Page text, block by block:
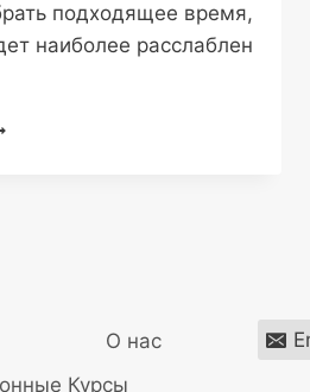
подходящее время,
наиболее расслаблен
О нас
Курсы